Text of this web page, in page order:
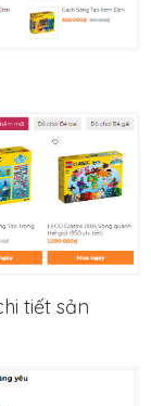
tiết sản